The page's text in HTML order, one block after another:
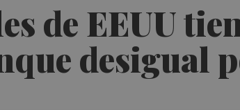
de EEUU
desigual